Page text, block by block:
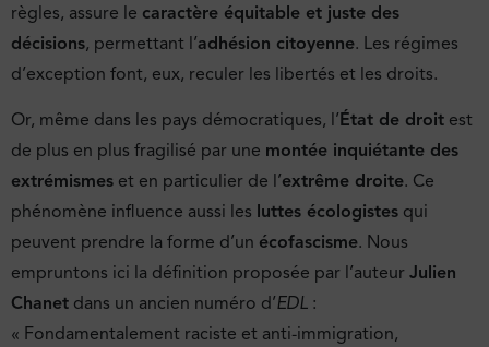
règles, assure le caractère équitable et juste des
décisions, permettant l’adhésion citoyenne. Les régimes
d’exception font, eux, reculer les libertés et les droits.
Or, même dans les pays démocratiques, l’État de droit est
de plus en plus fragilisé par une montée inquiétante des
extrémismes et en particulier de l’extrême droite. Ce
phénomène influence aussi les luttes écologistes qui
peuvent prendre la forme d’un écofascisme. Nous
empruntons ici la définition proposée par l’auteur Julien
Chanet dans un ancien numéro d’EDL :
« Fondamentalement raciste et anti-immigration,